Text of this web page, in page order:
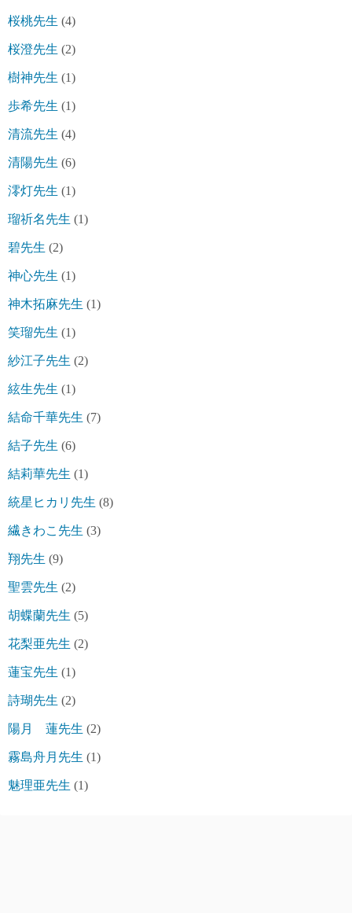
桜桃先生 (4)
桜澄先生 (2)
樹神先生 (1)
歩希先生 (1)
清流先生 (4)
清陽先生 (6)
澪灯先生 (1)
瑠祈名先生 (1)
碧先生 (2)
神心先生 (1)
神木拓麻先生 (1)
笑瑠先生 (1)
紗江子先生 (2)
絃生先生 (1)
結命千華先生 (7)
結子先生 (6)
結莉華先生 (1)
統星ヒカリ先生 (8)
繊きわこ先生 (3)
翔先生 (9)
聖雲先生 (2)
胡蝶蘭先生 (5)
花梨亜先生 (2)
蓮宝先生 (1)
詩瑚先生 (2)
陽月 蓮先生 (2)
霧島舟月先生 (1)
魅理亜先生 (1)